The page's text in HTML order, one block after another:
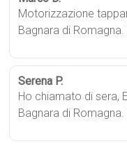
Motorizzazione
Bagnara di
Serena P.
Ho chiamato di sera,
Bagnara di